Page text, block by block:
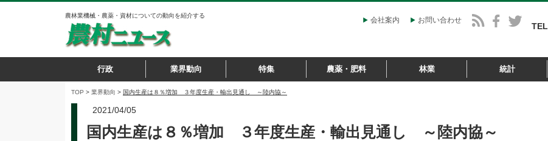
農林業機械・農薬・資材についての動向を紹介する
会社案内 お問い合わせ
TEL
行政 業界動向 特集 農薬・肥料 林業 統計
TOP > 業界動向 > 国内生産は８％増加 ３年度生産・輸出見通し ～陸内協～
2021/04/05
国内生産は８％増加 ３年度生産・輸出見通し ～陸内協～